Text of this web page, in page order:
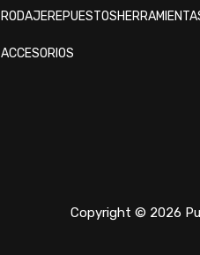
RODAJEREPUESTOS
ACCESORIOS
Copyright © 2026